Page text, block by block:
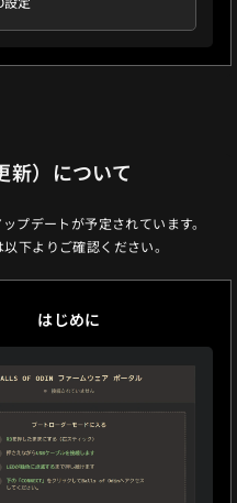
新）について
プデートが予定されています。
下よりご確認ください。
はじめに